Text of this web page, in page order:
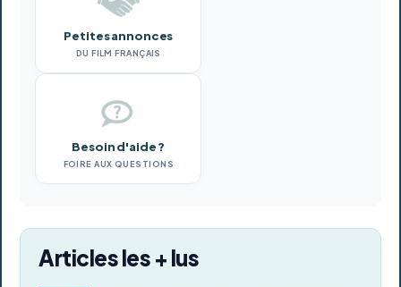
Petites annonces
DU FILM FRANÇAIS
Besoin d'aide ?
FOIRE AUX QUESTIONS
Articles les + lus